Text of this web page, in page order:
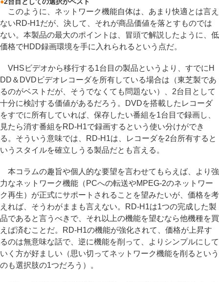
このように、ネットワーク機能自体は、あまり快適とは言え
ないRD-H1だが、決して、それが商品価値を落とすものでは
ない。本製品の最大のポイントは、冒頭で解説したように、低
価格でHDD録画環境を手に入れられるという点だ。
VHSビデオから移行する1台目の製品というより、すでにH
DD＆DVDビデオレコーダを所有している場合は（東芝製であ
るのがベストだが、そうでなくても問題ない）、2台目として
十分に検討する価値があるだろう。DVDを搭載したレコーダ
をすでに所有していれば、保存したい番組を1台目で録画し、
見たら消す番組をRD-H1で録画するという使い分けができ
る。そういう意味では、RD-H1は、レコーダを2台所有すると
いうスタイルを確立しうる製品だとも言える。
本コラムの趣旨や個人的な要望を言わせてもらえば、より強
力なネットワーク機能（PCへの転送やMPEG-2のネットワー
ク再生）が正式にサポートされることを望みたいが、価格を考
えれば、そうわがままも言えない。RD-H1は1つの完成した製
品であると言うべきで、それ以上の機能を望むなら他機種を買
えば済むことだ。RD-H1の機能が強化されて、価格が上昇す
るのは無意味な話で、逆に機能を削って、よりシンプルにして
いく方が好ましい（思い切ってネットワーク機能を削るという
のも選択肢の1つだろう）。